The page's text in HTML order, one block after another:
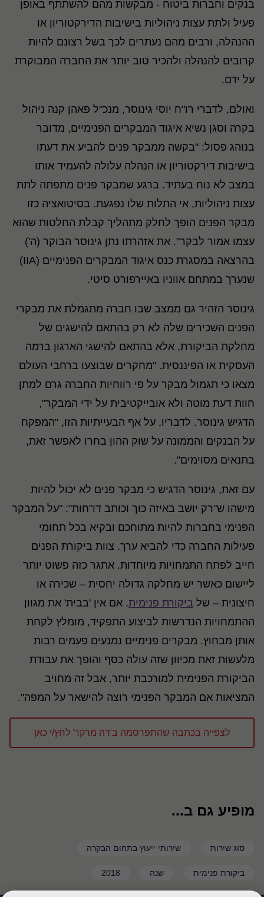
בנקים וחברות ביטוח - מבקשות מהם להשתתף באופן
פעיל ולתת עצות ניהוליות בישיבות הדירקטוריון או
ההנהלה, ורבים מהם נעתרים לכך בשל רצונם להיות
קרובים להנהלה ולהכיר טוב יותר את החברה המבוקרת
על ידם.
ואולם, לדברי רו"ח יוסי גינוסר, מנכ"ל פאהן קנה ניהול
בקרה וסגן נשיא איגוד המבקרים הפנימיים, מדובר
בנוהג פסול: "בקשה ממבקר פנים להביע את דעתו
בישיבות דירקטוריון או הנהלה עלולה להעמיד אותו
במצב לא נוח בעתיד. ברגע שמבקר פנים מתפתה לתת
עצות ניהוליות, אי התלות שלו נפגעת. בסיטואציה כזו
מבקר הפנים הופך לחלק מתהליך קבלת החלטות שהוא
עצמו אמור לבקר". את אזהרתו נתן גינוסר הבוקר (ה')
בהרצאה במסגרת כנס איגוד המבקרים הפנימיים (IIA)
שנערך במתחם אווניו באיירפורט סיטי.
גינוסר הזהיר גם ממצב שבו חברה מתגמלת את מבקרי
הפנים השכירים שלה לא רק בהתאם להישגים של
מחלקת הביקורת, אלא בהתאם להישגי הארגון ברמה
העסקית או הפיננסית. "מחקרים שבוצעו ברחבי העולם
מצאו כי תגמול מבקר על פי רווחיות החברה גרם למתן
חוות דעת מוטה ולא אובייקטיבית על ידי המבקר",
הדגיש גינוסר. לדבריו, על אף הבעייתיות הזו, "המפקח
על הבנקים והממונה על שוק ההון בחרו לאפשר זאת,
בתנאים מסוימים".
עם זאת, גינוסר הדגיש כי מבקר פנים לא יכול להיות
מישהו ש"רק יושב באיזה כוך וכותב דו"חות": "על המבקר
הפנימי בחברות להיות מתוחכם ובקיא בכל תחומי
פעילות החברה כדי להביא ערך. צוות ביקורת הפנים
חייב לפתח התמחויות מיוחדות. אתגר כזה פשוט יותר
ליישום כאשר יש מחלקה גדולה יחסית – שכירה או
חיצונית – של ביקורת פנימית. אם אין 'בבית' את מגוון
ההתמחויות הנדרשות לביצוע התפקיד, מומלץ לקחת
אותן מבחוץ. מבקרים פנימיים נמנעים פעמים רבות
מלעשות זאת מכיוון שזה עולה כסף והופך את עבודת
הביקורת הפנימית למורכבת יותר, אבל זה מחויב
המציאות אם המבקר הפנימי רוצה להישאר על המפה".
לצפייה בכתבה שהתפרסמה ב'דה מרקר' לחץ/י כאן
מופיע גם ב...
סוג שירות שירותי ייעוץ בתחום הבקרה
ביקורת פנימית שנה 2018